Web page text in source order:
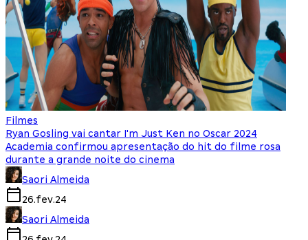
Filmes
Ryan Gosling vai cantar I'm Just Ken no Oscar 2024
Academia confirmou apresentação do hit do filme rosa
durante a grande noite do cinema
Saori Almeida
26.fev.24
Saori Almeida